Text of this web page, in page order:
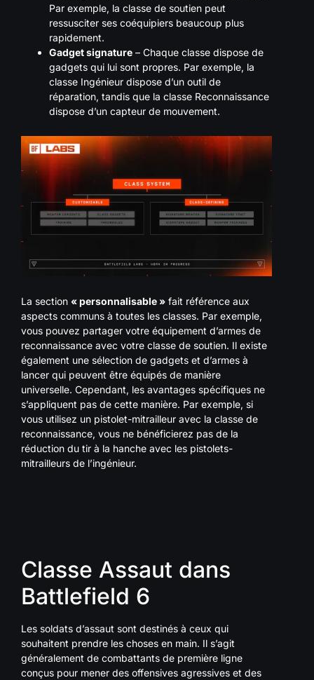
Par exemple, la classe de soutien peut
ressusciter ses coéquipiers beaucoup plus
rapidement.
Gadget signature – Chaque classe dispose de
gadgets qui lui sont propres. Par exemple, la
classe Ingénieur dispose d’un outil de
réparation, tandis que la classe Reconnaissance
dispose d’un capteur de mouvement.
La section « personnalisable » fait référence aux
aspects communs à toutes les classes. Par exemple,
vous pouvez partager votre équipement d’armes de
reconnaissance avec votre classe de soutien. Il existe
également une sélection de gadgets et d’armes à
lancer qui peuvent être équipés de manière
universelle. Cependant, les avantages spécifiques ne
s’appliquent pas de cette manière. Par exemple, si
vous utilisez un pistolet-mitrailleur avec la classe de
reconnaissance, vous ne bénéficierez pas de la
réduction du tir à la hanche avec les pistolets-
mitrailleurs de l’ingénieur.
Classe Assaut dans
Battlefield 6
Les soldats d’assaut sont destinés à ceux qui
souhaitent prendre les choses en main. Il s’agit
généralement de combattants de première ligne
conçus pour mener des offensives agressives et des